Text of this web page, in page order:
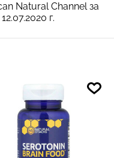
Natural Channel за
г.